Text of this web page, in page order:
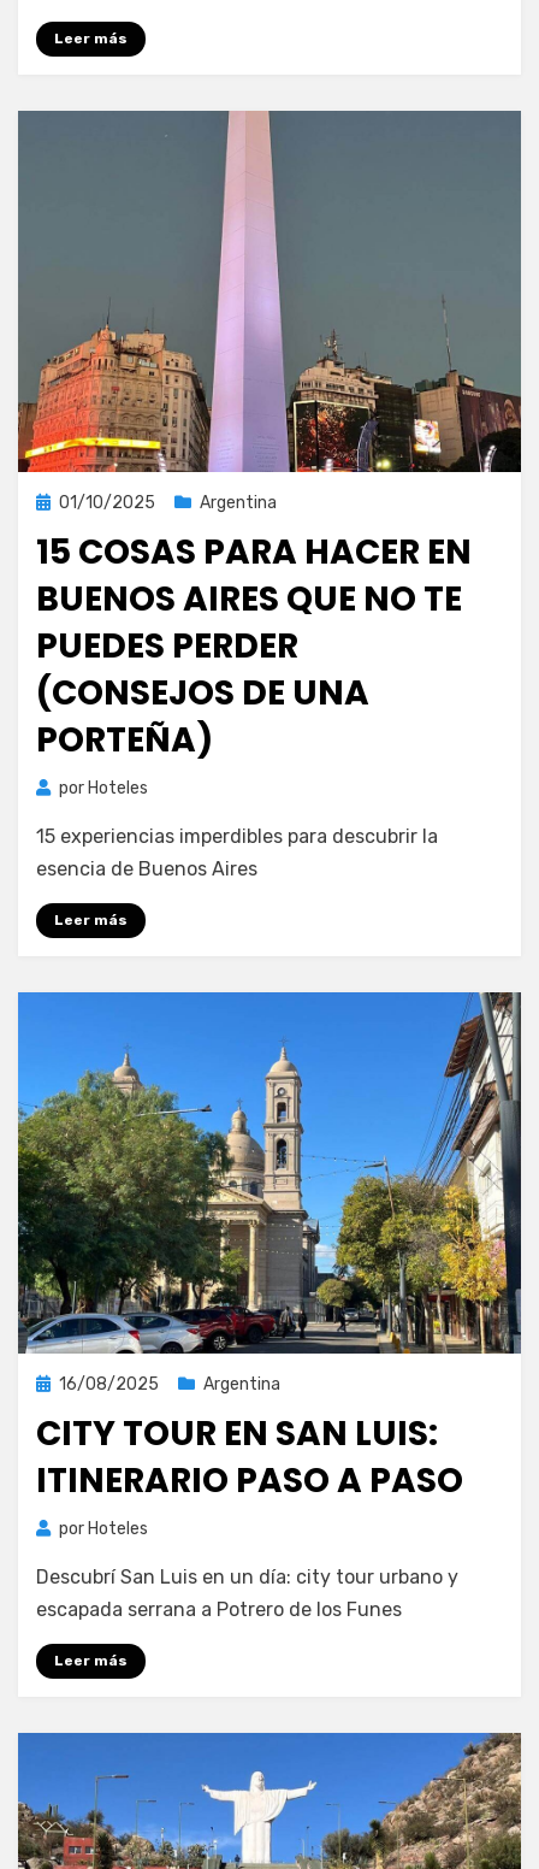
Leer más
Publicada
01/10/2025 Argentina
15 COSAS PARA HACER EN
BUENOS AIRES QUE NO TE
PUEDES PERDER
(CONSEJOS DE UNA
PORTEÑA)
por Hoteles
15 experiencias imperdibles para descubrir la
esencia de Buenos Aires
Leer más
Publicada
16/08/2025 Argentina
CITY TOUR EN SAN LUIS:
ITINERARIO PASO A PASO
por Hoteles
Descubrí San Luis en un día: city tour urbano y
escapada serrana a Potrero de los Funes
Leer más